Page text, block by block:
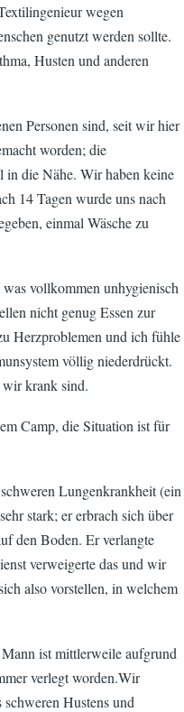
wegen
genutzt werden sollte.
Husten und anderen
Personen sind, seit wir hier
worden; die
in die Nähe. Wir haben keine
14 Tagen wurde uns nach
einmal Wäsche zu
vollkommen unhygienisch
nicht genug Essen zur
Herzproblemen und ich fühle
völlig niederdrückt.
wir krank sind.
Camp, die Situation ist für
Lungenkrankheit (ein
stark; er erbrach sich über
den Boden. Er verlangte
verweigerte das und wir
also vorstellen, in welchem
ist mittlerweile aufgrund
verlegt worden.Wir
schweren Hustens und